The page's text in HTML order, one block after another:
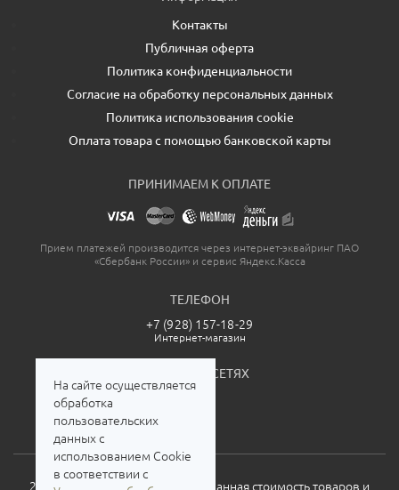
Контакты
Публичная оферта
Политика конфиденциальности
Согласие на обработку персональных данных
Политика использования cookie
Оплата товара с помощью банковской карты
ПРИНИМАЕМ К ОПЛАТЕ
Прием платежей производится через интернет-эквайринг ПАО
«Сбербанк России» и сервис Яндекс.Касса
ТЕЛЕФОН
+7 (928) 157-18-29
Интернет-магазин
МЫ В СОЦСЕТЯХ
2026. Все права защищены. Указанная стоимость товаров и
На сайте осуществляется
обработка
пользовательских
данных с
использованием Cookie
в соответствии с